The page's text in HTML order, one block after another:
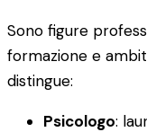
Sono figure
formazione e
distingue:
Psicologo: